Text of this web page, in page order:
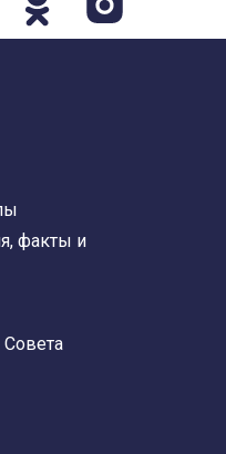
факты и
Совета